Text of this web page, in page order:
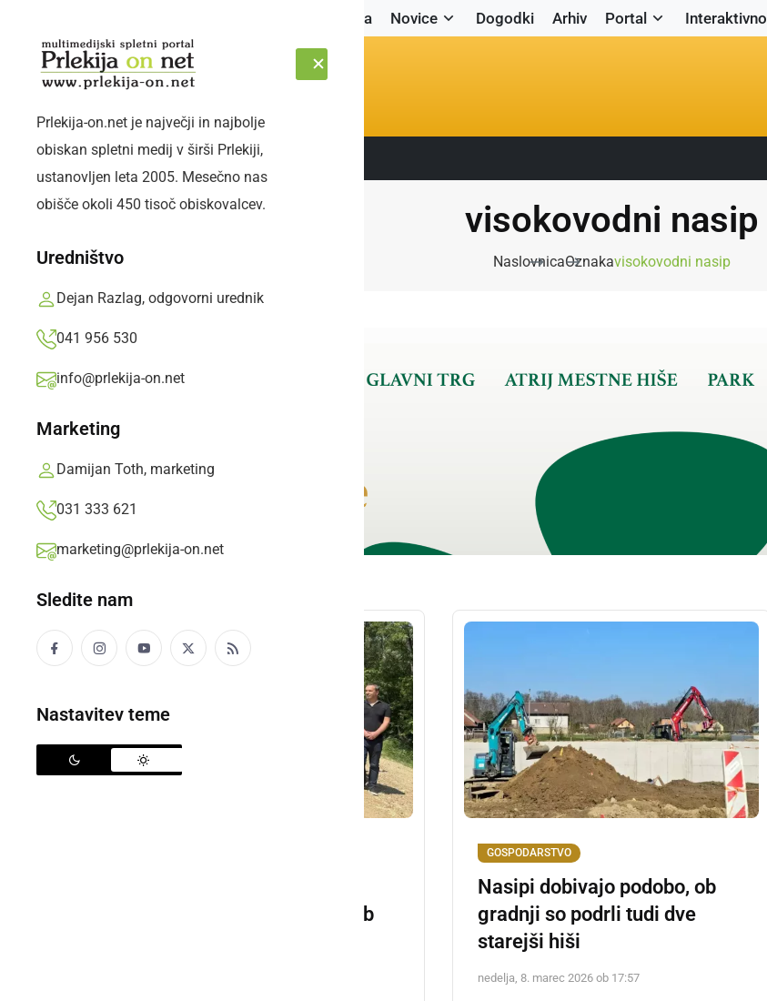
Naslovnica Novice Dogodki Arhiv Portal Interaktivno
NEDELJA, 9. AVGUST 2026 Sledite nam:
Prlekija-on.net je največji in najbolje
obiskan spletni medij v širši Prlekiji,
ustanovljen leta 2005. Mesečno nas
obišče okoli 450 tisoč obiskovalcev.
Uredništvo
Dejan Razlag, odgovorni urednik
041 956 530
info@prlekija-on.net
Marketing
Damijan Toth, marketing
031 333 621
marketing@prlekija-on.net
Sledite nam
Nastavitev teme
visokovodni nasip
NaslovnicaOznakavisokovodni nasip
protipoplavnih projektov ob
GOSPODARSTVO
Nasipi dobivajo podobo, ob
gradnji so podrli tudi dve
starejši hiši
nedelja, 8. marec 2026 ob 17:57